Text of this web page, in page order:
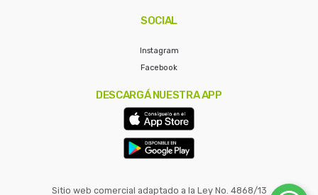
SOCIAL
Instagram
Facebook
DESCARGÁ NUESTRA APP
Sitio web comercial adaptado a la Ley No. 4868/13